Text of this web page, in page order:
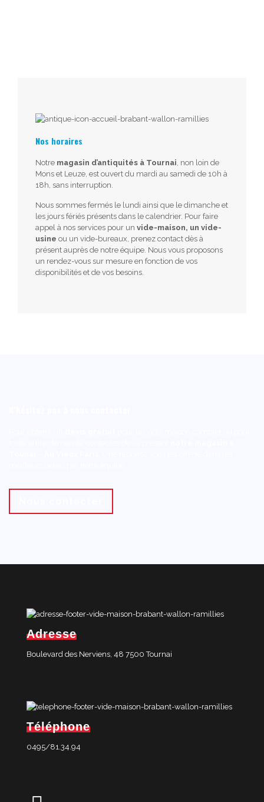
Nos horaires
Notre magasin d’antiquités à Tournai , non loin de
Mons et Leuze, est ouvert du mardi au samedi de 10h à
18h, sans interruption.
Nous sommes fermés le lundi ainsi que le dimanche et
les jours fériés présents dans le calendrier. Pour faire
appel à nos services pour un vide-maison, un vide-
usine ou un vide-bureaux, prenez contact dès à
présent auprès de notre équipe. Nous vous proposons
un rendez-vous sur mesure en fonction de vos
disponibilités et de vos besoins.
Adresse
Boulevard des Nerviens, 48 7500 Tournai
Téléphone
0495/81.34.94